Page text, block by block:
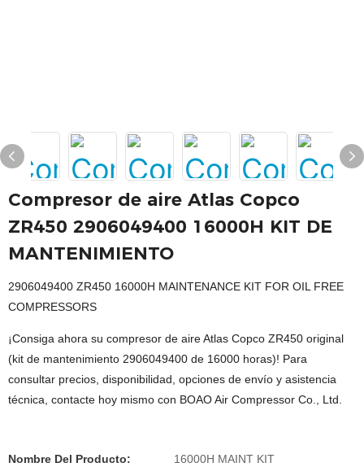
Compresor de aire Atlas Copco
ZR450 2906049400 16000H KIT DE
MANTENIMIENTO
2906049400 ZR450 16000H MAINTENANCE KIT FOR OIL FREE
COMPRESSORS
¡Consiga ahora su compresor de aire Atlas Copco ZR450 original
(kit de mantenimiento 2906049400 de 16000 horas)! Para
consultar precios, disponibilidad, opciones de envío y asistencia
técnica, contacte hoy mismo con BOAO Air Compressor Co., Ltd.
Nombre Del Producto: 16000H MAINT KIT